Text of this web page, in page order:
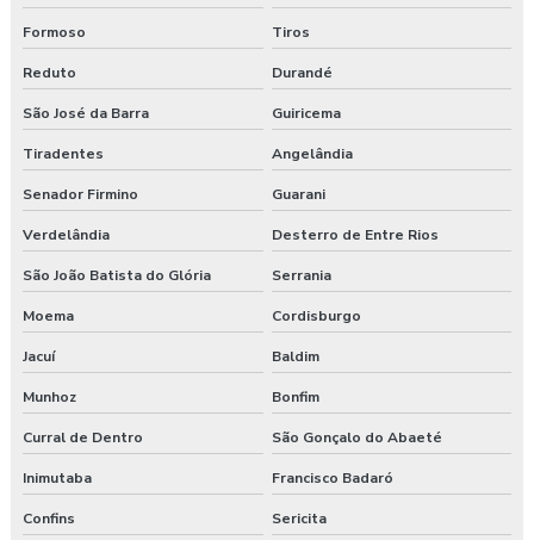
Formoso Tiros
Reduto Durandé
São José da Barra Guiricema
Tiradentes Angelândia
Senador Firmino Guarani
Verdelândia Desterro de Entre Rios
São João Batista do Glória Serrania
Moema Cordisburgo
Jacuí Baldim
Munhoz Bonfim
Curral de Dentro São Gonçalo do Abaeté
Inimutaba Francisco Badaró
Confins Sericita